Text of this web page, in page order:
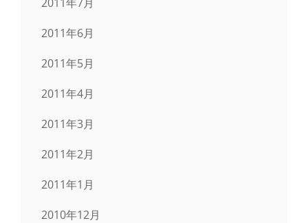
2011年6月
2011年5月
2011年4月
2011年3月
2011年2月
2011年1月
2010年12月